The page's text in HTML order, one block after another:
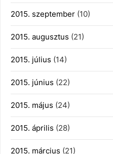
2015. szeptember (10)
2015. augusztus (21)
2015. július (14)
2015. június (22)
2015. május (24)
2015. április (28)
2015. március (21)